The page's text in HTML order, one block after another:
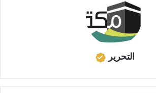
التحرير